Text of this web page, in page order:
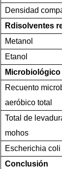
Densidad
Rdisolventes
Metanol
Etanol
Microbiológico
Recuento
aeróbico total
Total de
mohos
Escherichia coli
Conclusión